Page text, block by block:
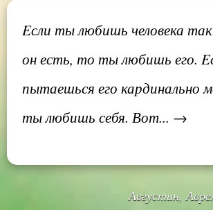
Eсли ты любишь человека
он есть, то ты любишь его.
пытаешься его кардинально
ты любишь себя. Вот... →
Августин,